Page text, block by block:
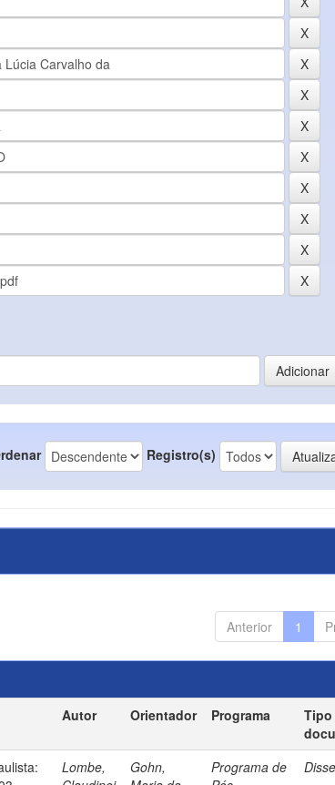
Registro(s)
Anterior 1
Autor Orientador Programa
Tipo
Lombe,
Gohn,
Programa de